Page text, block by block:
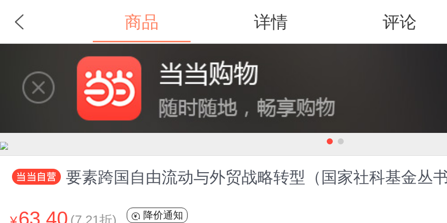
商品 详情 评论
分类
要素跨国自由流动与外贸战略转型（国家社科基金丛
63.40 降价通知